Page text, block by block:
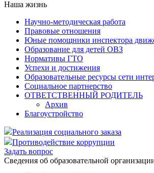
Наша жизнь
Научно-методическая работа
Правовые отношения
Юные помощники инспектора
Образование для детей ОВЗ
Нормативы ГТО
Успехи и достижения
Образовательные ресурсы сети
Социальное партнерство
ОТВЕТСТВЕННЫЙ РОДИТЕЛЬ
Архив
Благоустройство
Реализация социального заказа
Противодействие коррупции
Задать вопрос
Cведения об образовательной